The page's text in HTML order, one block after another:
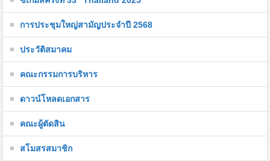
การประชุมใหญ่สามัญประจำปี 2568
ประวัติสมาคม
คณะกรรมการบริหาร
ดาวน์โหลดเอกสาร
คณะผู้ตัดสิน
สโมสรสมาชิก